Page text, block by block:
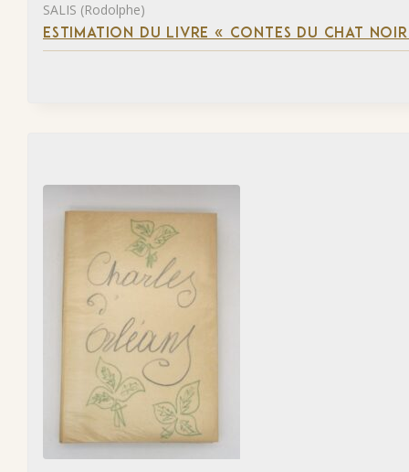
SALIS (Rodolphe)
ESTIMATION DU LIVRE « CONTES DU CHAT